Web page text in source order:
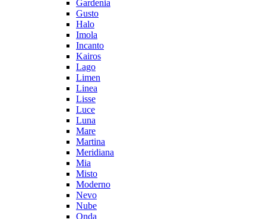
Gardenia
Gusto
Halo
Imola
Incanto
Kairos
Lago
Limen
Linea
Lisse
Luce
Luna
Mare
Martina
Meridiana
Mia
Misto
Moderno
Nevo
Nube
Onda